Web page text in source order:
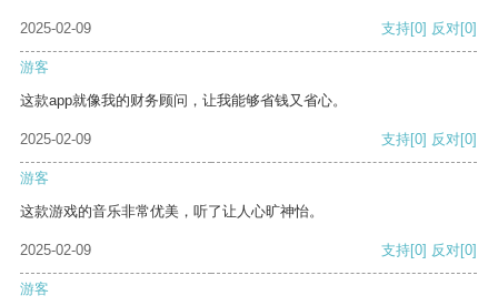
2025-02-09 支持[0] 反对[0]
游客
这款app就像我的财务顾问，让我能够省钱又省心。
2025-02-09 支持[0] 反对[0]
游客
这款游戏的音乐非常优美，听了让人心旷神怡。
2025-02-09 支持[0] 反对[0]
游客